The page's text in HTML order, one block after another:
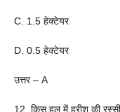
C. 1.5 हेक्टेयर
D. 0.5 हेक्टेयर
उत्तर – A
12. किस हल में हरीश की